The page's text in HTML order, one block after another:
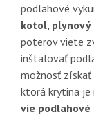
podlahové
kotol,
poterov viete
inštalovať
možnosť
ktorá krytina je
vie